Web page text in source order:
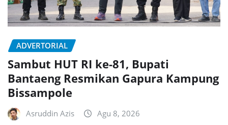
ADVERTORIAL
Sambut HUT RI ke-81, Bupati
Bantaeng Resmikan Gapura Kampung
Bissampole
Asruddin Azis Agu 8, 2026